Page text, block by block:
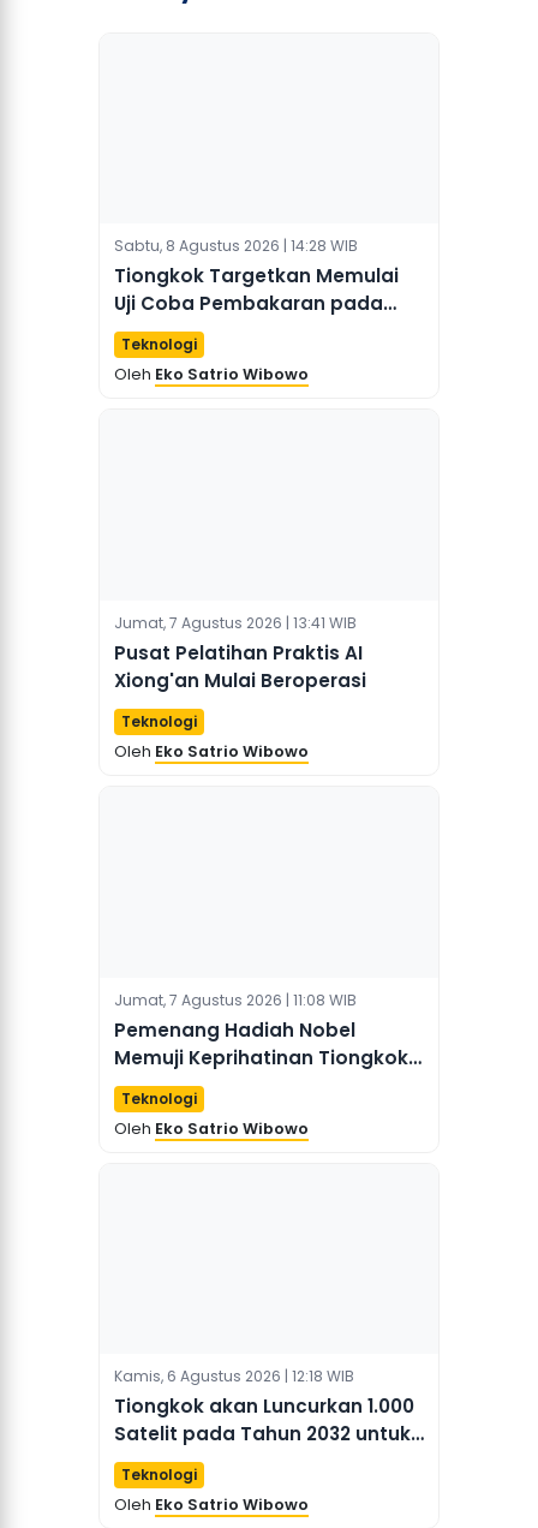
Sabtu, 8 Agustus 2026 | 14:28 WIB
Tiongkok Targetkan Memulai
Uji Coba Pembakaran pada
2027 untuk Dorong
Industrialisasi "Matahari
Buatan"
Teknologi
Oleh Eko Satrio Wibowo
Jumat, 7 Agustus 2026 | 13:41 WIB
Pusat Pelatihan Praktis AI
Xiong'an Mulai Beroperasi
Teknologi
Oleh Eko Satrio Wibowo
Jumat, 7 Agustus 2026 | 11:08 WIB
Pemenang Hadiah Nobel
Memuji Keprihatinan Tiongkok
terkait AI dan Lapangan Kerja
Teknologi
Oleh Eko Satrio Wibowo
Kamis, 6 Agustus 2026 | 12:18 WIB
Tiongkok akan Luncurkan 1.000
Satelit pada Tahun 2032 untuk
Jaringan Antariksa
Teknologi
Oleh Eko Satrio Wibowo